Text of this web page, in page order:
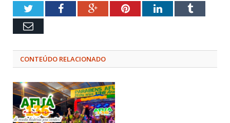
TwitterFacebookGoogle+PinterestLinkedInTumblr
Email
CONTEÚDO RELACIONADO